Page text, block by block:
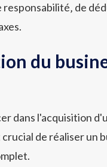
responsabilité‚ de
du
dans l'acquisition
crucial de réaliser un